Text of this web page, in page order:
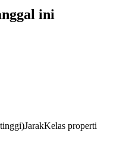
ini
JarakKelas properti